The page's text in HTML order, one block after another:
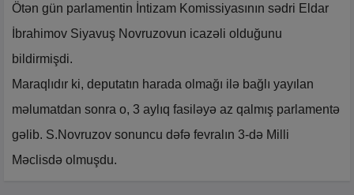
Ötən gün parlamentin İntizam Komissiyasının sədri Eldar
İbrahimov Siyavuş Novruzovun icazəli olduğunu
bildirmişdi.
Maraqlıdır ki, deputatın harada olmağı ilə bağlı yayılan
məlumatdan sonra o, 3 aylıq fasiləyə az qalmış parlamentə
gəlib. S.Novruzov sonuncu dəfə fevralın 3-də Milli
Məclisdə olmuşdu.